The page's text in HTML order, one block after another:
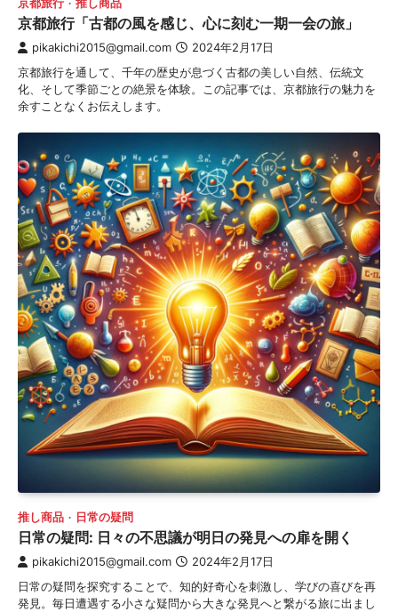
京都旅行 推し商品
京都旅行「古都の風を感じ、心に刻む一期一会の旅」
pikakichi2015@gmail.com 2024年2月17日
京都旅行を通して、千年の歴史が息づく古都の美しい自然、伝統文
化、そして季節ごとの絶景を体験。この記事では、京都旅行の魅力を
余すことなくお伝えします。
推し商品 日常の疑問
日常の疑問: 日々の不思議が明日の発見への扉を開く
pikakichi2015@gmail.com 2024年2月17日
日常の疑問を探究することで、知的好奇心を刺激し、学びの喜びを再
発見。毎日遭遇する小さな疑問から大きな発見へと繋がる旅に出まし